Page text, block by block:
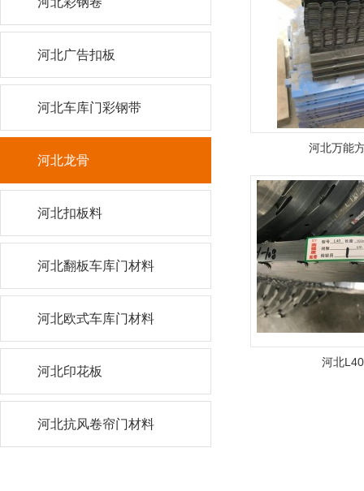
河北万能
河北
河北广告扣板
河北车库门彩钢带
河北龙骨
河北扣板料
河北翻板车库门材料
河北欧式车库门材料
河北印花板
河北抗风卷帘门材料